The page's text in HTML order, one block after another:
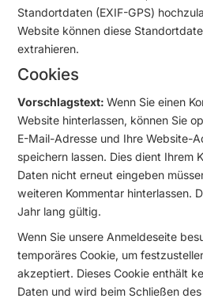
Standortdaten (EXIF-GPS)
Website können diese
extrahieren.
Cookies
Vorschlagstext:Wenn Sie einen
Website hinterlassen, können Sie
E-Mail-Adresse und Ihre Website-
speichern lassen. Dies dient Ihrem
Daten nicht erneut eingeben
weiteren Kommentar hinterlassen.
Jahr lang gültig.
Wenn Sie unsere Anmeldeseite
temporäres Cookie, um
akzeptiert. Dieses Cookie enthält
Daten und wird beim Schließen